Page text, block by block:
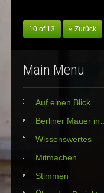
10 of 13 « Zurück
Main Menu
Auf einen Blick
Berliner Mauer in…
Wissenswertes
Mitmachen
Stimmen